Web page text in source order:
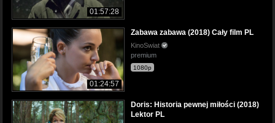
01:57:28
01:24:57
Zabawa zabawa (2018) Cały film PL
KinoSwiat
premium
1080p
Doris: Historia pewnej miłości (2018)
Lektor PL